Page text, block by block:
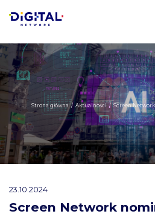
Strona główna / Aktualności / Screen
23.10.2024
Screen Network